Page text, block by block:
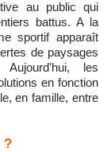
au public qui
battus. A la
sportif apparaît
de paysages
Aujourd'hui, les
en fonction
en famille, entre
?